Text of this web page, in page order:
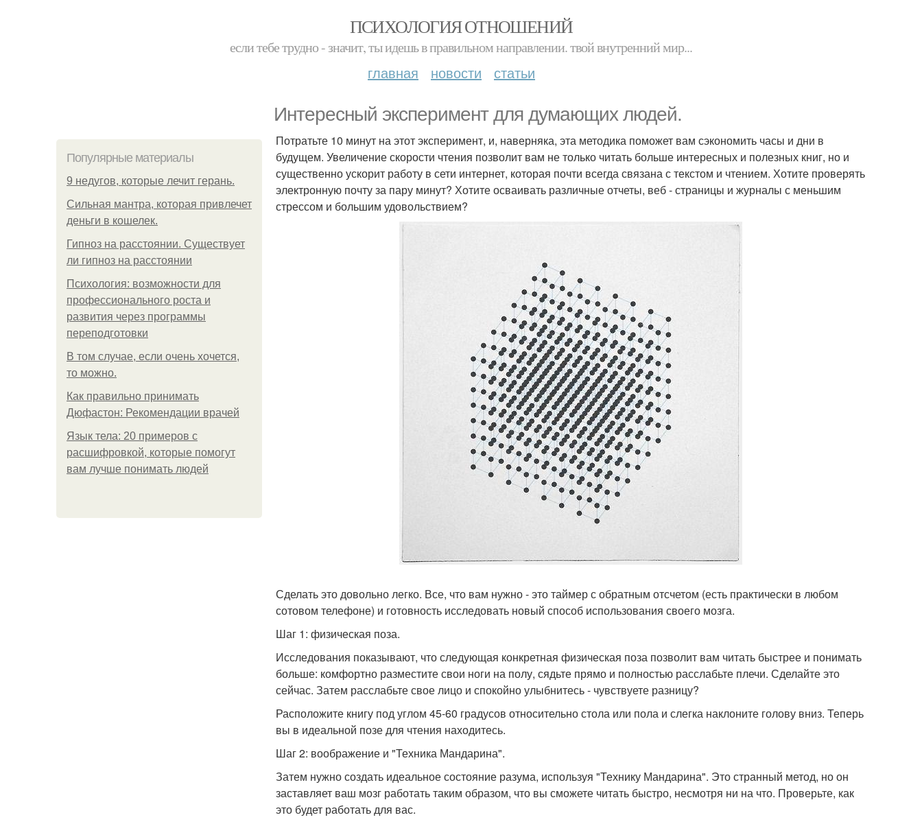
ПСИХОЛОГИЯ ОТНОШЕНИЙ
если тебе трудно - значит, ты идешь в правильном направлении. твой внутренний мир...
главная новости статьи
Интересный эксперимент для думающих людей.
Популярные материалы
9 недугов, которые лечит герань.
Сильная мантра, которая привлечет
деньги в кошелек.
Гипноз на расстоянии. Существует
ли гипноз на расстоянии
Психология: возможности для
профессионального роста и
развития через программы
переподготовки
В том случае, если очень хочется,
то можно.
Как правильно принимать
Дюфастон: Рекомендации врачей
Язык тела: 20 примеров с
расшифровкой, которые помогут
вам лучше понимать людей
Потратьте 10 минут на этот эксперимент, и, наверняка, эта методика поможет вам сэкономить часы и дни в
будущем. Увеличение скорости чтения позволит вам не только читать больше интересных и полезных книг, но и
существенно ускорит работу в сети интернет, которая почти всегда связана с текстом и чтением. Хотите проверять
электронную почту за пару минут? Хотите осваивать различные отчеты, веб - страницы и журналы с меньшим
стрессом и большим удовольствием?
Сделать это довольно легко. Все, что вам нужно - это таймер с обратным отсчетом (есть практически в любом
сотовом телефоне) и готовность исследовать новый способ использования своего мозга.
Шаг 1: физическая поза.
Исследования показывают, что следующая конкретная физическая поза позволит вам читать быстрее и понимать
больше: комфортно разместите свои ноги на полу, сядьте прямо и полностью расслабьте плечи. Сделайте это
сейчас. Затем расслабьте свое лицо и спокойно улыбнитесь - чувствуете разницу?
Расположите книгу под углом 45-60 градусов относительно стола или пола и слегка наклоните голову вниз. Теперь
вы в идеальной позе для чтения находитесь.
Шаг 2: воображение и "Техника Мандарина".
Затем нужно создать идеальное состояние разума, используя "Технику Мандарина". Это странный метод, но он
заставляет ваш мозг работать таким образом, что вы сможете читать быстро, несмотря ни на что. Проверьте, как
это будет работать для вас.